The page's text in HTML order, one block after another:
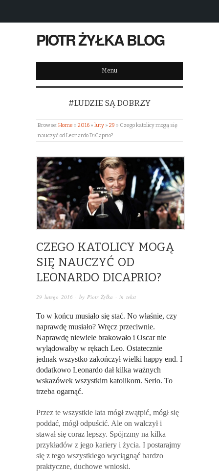
PIOTR ŻYŁKA BLOG
Menu
#LUDZIE SĄ DOBRZY
Browse:Home » 2016 » luty » 29 » Czego katolicy mogą się
nauczyć od Leonardo DiCaprio?
CZEGO KATOLICY MOGĄ
SIĘ NAUCZYĆ OD
LEONARDO DICAPRIO?
29 lutego 2016 · by Piotr Żyłka · in tekst
To w końcu musiało się stać. No właśnie, czy
naprawdę musiało? Wręcz przeciwnie.
Naprawdę niewiele brakowało i Oscar nie
wylądowałby w rękach Leo. Ostatecznie
jednak wszystko zakończył wielki happy end. I
dodatkowo Leonardo dał kilka ważnych
wskazówek wszystkim katolikom. Serio. To
trzeba ogarnąć.
Przez te wszystkie lata mógł zwątpić, mógł się
poddać, mógł odpuścić. Ale on walczył i
stawał się coraz lepszy. Spójrzmy na kilka
przykładów z jego kariery i życia. I postarajmy
się z tego wszystkiego wyciągnąć bardzo
praktyczne, duchowe wnioski.